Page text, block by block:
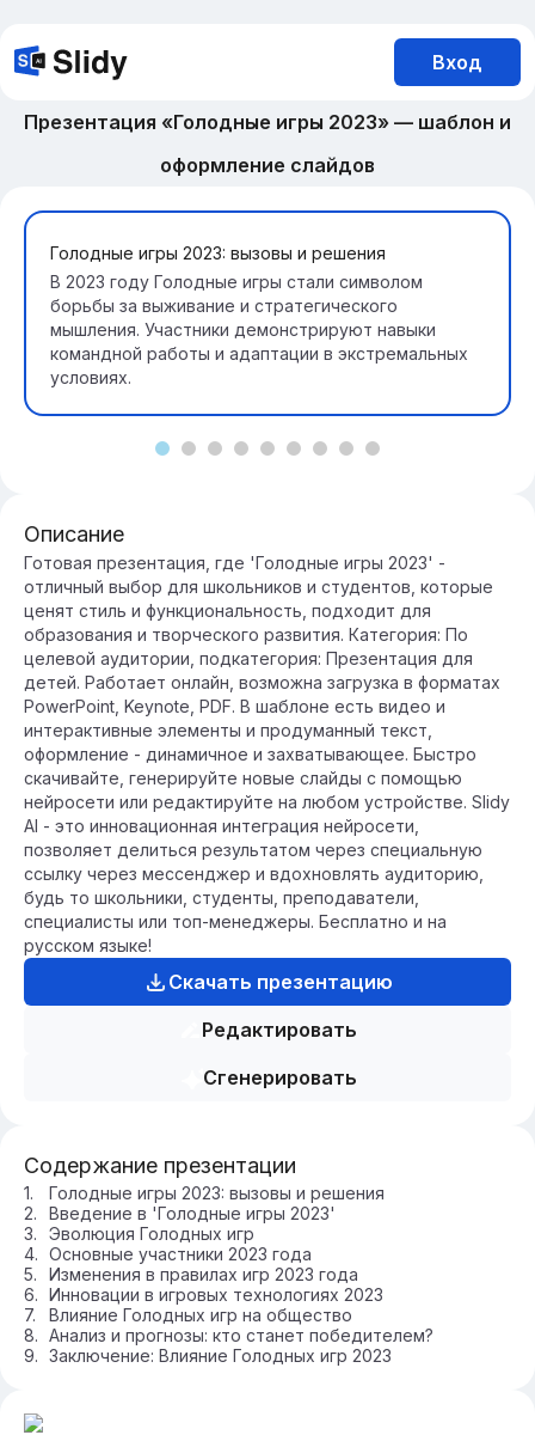
Вход
Презентация «Голодные игры 2023» — шаблон и
оформление слайдов
Голодные игры 2023: вызовы и решения
В 2023 году Голодные игры стали символом
борьбы за выживание и стратегического
мышления. Участники демонстрируют навыки
командной работы и адаптации в экстремальных
условиях.
Описание
Готовая презентация, где 'Голодные игры 2023' -
отличный выбор для школьников и студентов, которые
ценят стиль и функциональность, подходит для
образования и творческого развития. Категория: По
целевой аудитории, подкатегория: Презентация для
детей. Работает онлайн, возможна загрузка в форматах
PowerPoint, Keynote, PDF. В шаблоне есть видео и
интерактивные элементы и продуманный текст,
оформление - динамичное и захватывающее. Быстро
скачивайте, генерируйте новые слайды с помощью
нейросети или редактируйте на любом устройстве. Slidy
AI - это инновационная интеграция нейросети,
позволяет делиться результатом через специальную
ссылку через мессенджер и вдохновлять аудиторию,
будь то школьники, студенты, преподаватели,
специалисты или топ-менеджеры. Бесплатно и на
русском языке!
Скачать презентацию
Редактировать
Сгенерировать
Содержание презентации
Голодные игры 2023: вызовы и решения
Введение в 'Голодные игры 2023'
Эволюция Голодных игр
Основные участники 2023 года
Изменения в правилах игр 2023 года
Инновации в игровых технологиях 2023
Влияние Голодных игр на общество
Анализ и прогнозы: кто станет победителем?
Заключение: Влияние Голодных игр 2023